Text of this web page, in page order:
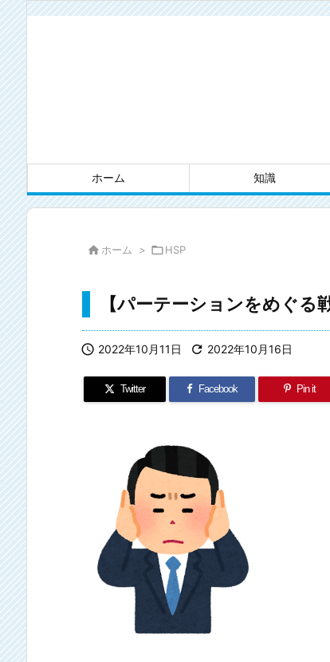
ホーム 知識
 ホーム > HSP
【パーテーションをめぐる
 2022年10月11日  2022年10月16日
Twitter Facebook Pin it